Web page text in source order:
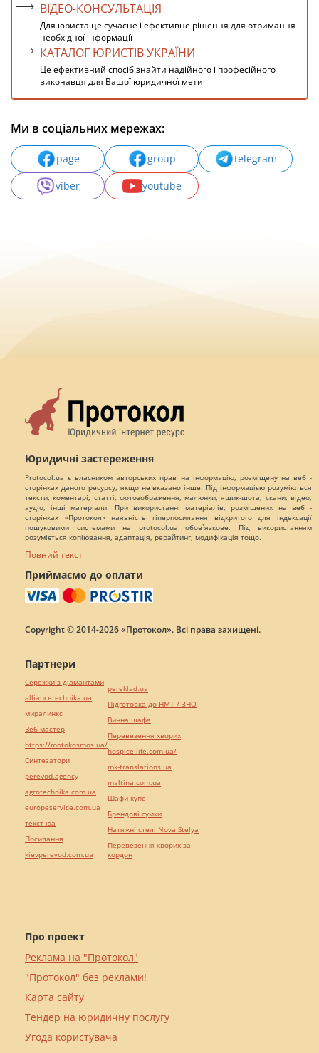
ВІДЕО-КОНСУЛЬТАЦІЯ
Для юриста це сучасне і ефективне рішення для отримання
необхідної інформації
КАТАЛОГ ЮРИСТІВ УКРАЇНИ
Це ефективний спосіб знайти надійного і професійного
виконавця для Вашої юридичної мети
Ми в соціальних мережах:
page group
telegram
viber
youtube
Юридичні застереження
Protocol.ua є власником авторських прав на інформацію, розміщену на веб -
сторінках даного ресурсу, якщо не вказано інше. Під інформацією розуміються
тексти, коментарі, статті, фотозображення, малюнки, ящик-шота, скани, відео,
аудіо, інші матеріали. При використанні матеріалів, розміщених на веб -
сторінках «Протокол» наявність гіперпосилання відкритого для індексації
пошуковими системами на protocol.ua обов`язкове. Під використанням
розуміється копіювання, адаптація, рерайтинг, модифікація тощо.
Повний текст
Приймаємо до оплати
Copyright © 2014-2026 «Протокол». Всі права захищені.
Про проект
Реклама на "Протокол"
"Протокол" без реклами!
Карта сайту
Тендер на юридичну послугу
Угода користувача
Партнери
Сережки з діамантами
alliancetechnika.ua
миралинкс
Веб мастер
https://motokosmos.ua/
Синтезатори
perevod.agency
agrotechnika.com.ua
europeservice.com.ua
текст юа
Посилання
kievperevod.com.ua
pereklad.ua
Підготовка до НМТ / ЗНО
Винна шафа
Перевезення хворих
hospice-life.com.ua/
mk-translations.ua
maltina.com.ua
Шафи купе
Брендові сумки
Натяжні стелі Nova Stelya
Перевезення хворих за
кордон